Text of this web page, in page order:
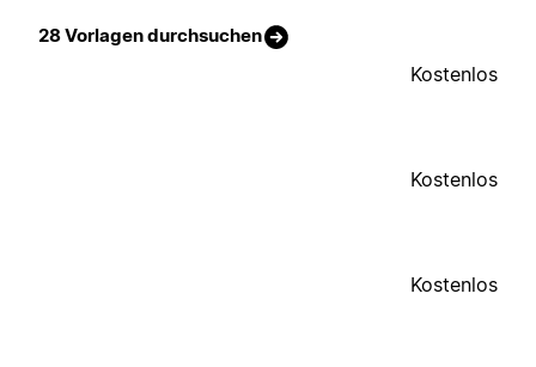
28 Vorlagen durchsuchen
Kostenlos
Kostenlos
Kostenlos